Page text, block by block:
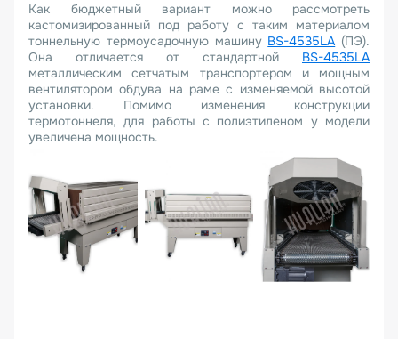
Как бюджетный вариант можно рассмотреть
кастомизированный под работу с таким материалом
тоннельную термоусадочную машину BS-4535LA (ПЭ).
Она отличается от стандартной BS-4535LA
металлическим сетчатым транспортером и мощным
вентилятором обдува на раме с изменяемой высотой
установки. Помимо изменения конструкции
термотоннеля, для работы с полиэтиленом у модели
увеличена мощность.